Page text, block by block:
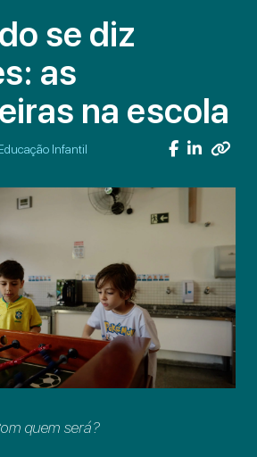
se diz
as
na escola
Infantil
quem será?